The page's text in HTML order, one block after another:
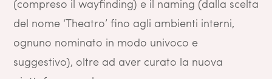
(compreso il wayfinding) e il naming (dalla scelta
del nome ‘Theatro’ fino agli ambienti interni,
ognuno nominato in modo univoco e
suggestivo), oltre ad aver curato la nuova